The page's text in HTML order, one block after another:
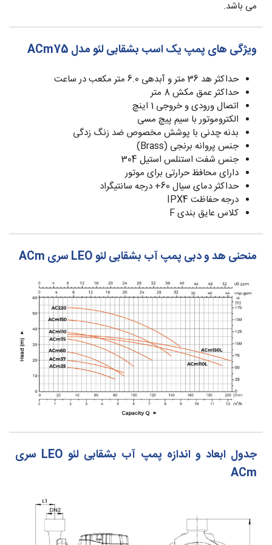
می باشد.
ویژگی های پمپ یک اسب بشقابی لئو مدل ACm75
حداکثر هد 36 متر و آبدهی 6.0 متر مکعب در ساعت
حداکثر عمق مکش 8 متر
اتصال ورودی و خروجی 1 اینچ
الکتروموتور با سیم پیچ مسی
بدنه چدنی با پوشش مخصوص ضد زنگ زدگی
جنس پروانه برنجی (Brass)
جنس شفت استنلس استیل 304
دارای محافظ حرارتی برای موتور
حداکثر دمای سیال 60+ درجه سانتیگراد
درجه حفاظت IPX4
کلاس عایق بندی F
منحنی هد و دبی پمپ آب بشقابی لئو LEO سری ACm
جدول ابعاد و اندازه پمپ آب بشقابی لئو LEO سری
ACm